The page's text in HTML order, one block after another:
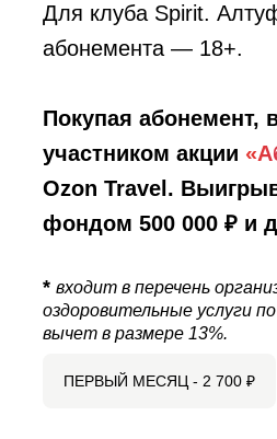
Для клуба Spirit.
абонемента — 18+.
Покупая абонемент,
участником акции
Ozon Travel.
фондом 500 000 ₽ и
* входит в перечень
оздоровительные услуги
вычет в размере 13%.
ПЕРВЫЙ МЕСЯЦ - 2 700 ₽